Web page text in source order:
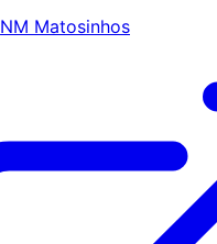
NM Matosinhos